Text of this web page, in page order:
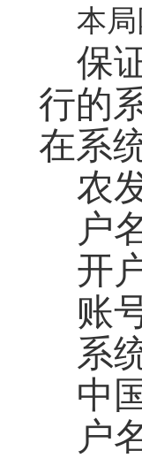
本
保
行的
在系
农
户
开
账
系
中
户